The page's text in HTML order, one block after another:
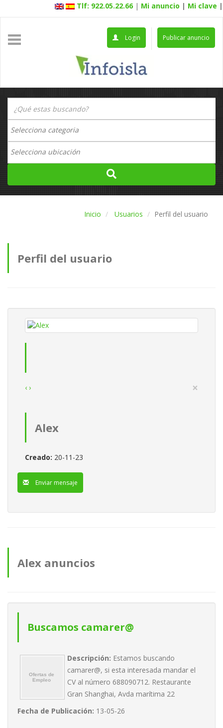
Tlf: 922.05.22.66 | Mi anuncio | Mi clave |
Publicar anuncio
Login
Inicio Usuarios Perfil del usuario
Perfil del usuario
‹ › ×
Alex
Creado: 20-11-23
Enviar mensaje
Alex anuncios
Buscamos camarer@
Descripción: Estamos buscando
camarer@, si esta interesada mandar el
CV al número 688090712. Restaurante
Gran Shanghai, Avda marítima 22
Fecha de Publicación: 13-05-26